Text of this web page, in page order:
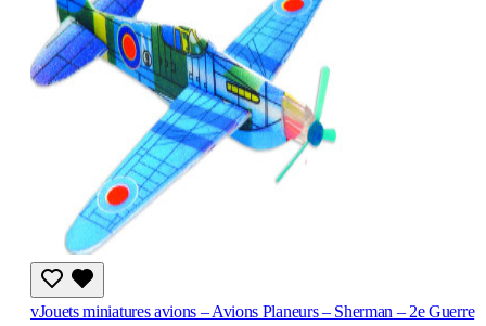
vJouets miniatures avions – Avions Planeurs – Sherman – 2e Guerre